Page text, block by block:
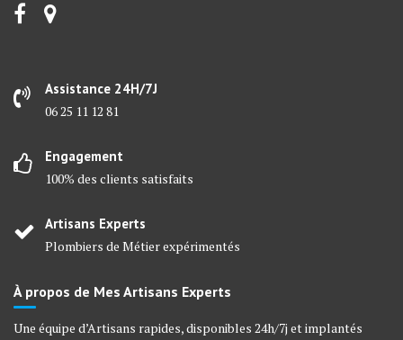
Assistance 24H/7J
06 25 11 12 81
Engagement
100% des clients satisfaits
Artisans Experts
Plombiers de Métier expérimentés
À propos de Mes Artisans Experts
Une équipe d’Artisans rapides, disponibles 24h/7j et implantés